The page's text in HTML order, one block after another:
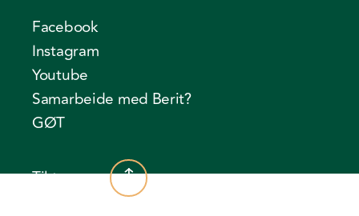
Facebook
Instagram
Youtube
Samarbeide med Berit?
GØT
Til toppen